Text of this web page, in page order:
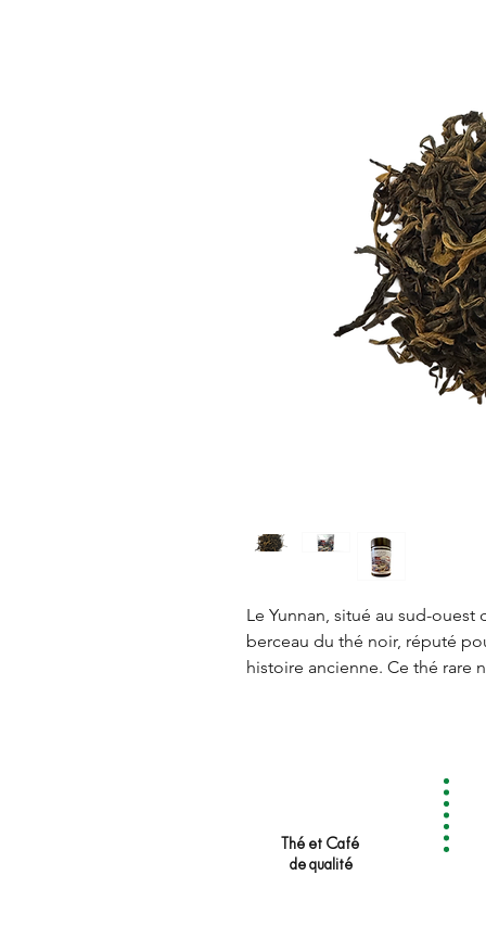
Le Yunnan, situé au sud-
berceau du thé noir, réputé
histoire ancienne. Ce thé rare
. Sa
d'une couleur cuivrée
de la région, offrant une
Thé et Café
de qualité